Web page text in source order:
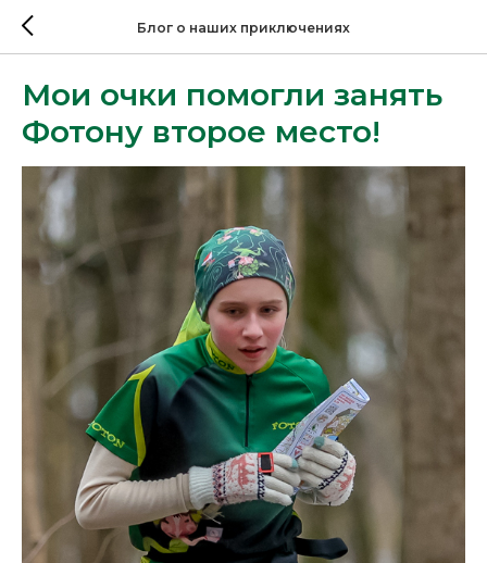
Блог о наших приключениях
Мои очки помогли занять
Фотону второе место!